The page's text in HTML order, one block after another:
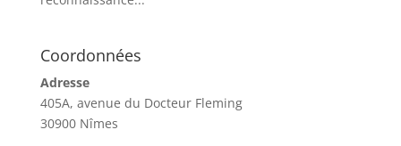
Coordonnées
Adresse
405A, avenue du Docteur Fleming
30900 Nîmes